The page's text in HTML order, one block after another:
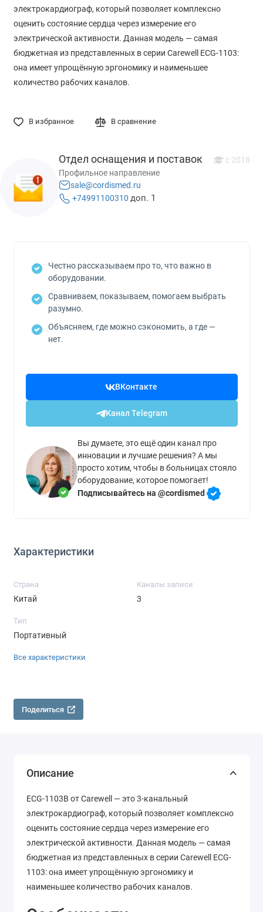
электрокардиограф, который позволяет комплексно
оценить состояние сердца через измерение его
электрической активности. Данная модель — самая
бюджетная из представленных в серии Carewell ECG-1103:
она имеет упрощённую эргономику и наименьшее
количество рабочих каналов.
В избранное В сравнение
Отдел оснащения и поставок с 2018
Профильное направление
sale@cordismed.ru
+74991100310 доп. 1
Честно рассказываем про то, что важно в
оборудовании.
Сравниваем, показываем, помогаем выбрать
разумно.
Объясняем, где можно сэкономить, а где —
нет.
ВКонтакте
Канал Telegram
Вы думаете, это ещё один канал про
инновации и лучшие решения? А мы
просто хотим, чтобы в больницах стояло
оборудование, которое помогает!
Подписывайтесь на @cordismed
Характеристики
Страна
Китай
Каналы записи
3
Тип
Портативный
Все характеристики
Поделиться
Описание
ECG-1103B от Carewell — это 3-канальный
электрокардиограф, который позволяет комплексно
оценить состояние сердца через измерение его
электрической активности. Данная модель — самая
бюджетная из представленных в серии Carewell ECG-
1103: она имеет упрощённую эргономику и
наименьшее количество рабочих каналов.